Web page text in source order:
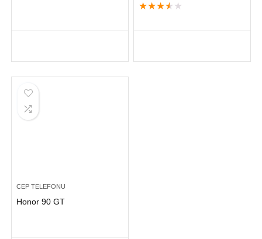
★★★★ ★
CEP TELEFONU
Honor 90 GT